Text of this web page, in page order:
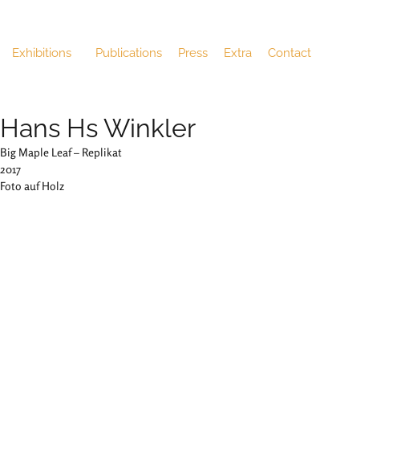
Exhibitions Publications Press Extra Contact
Hans Hs Winkler
Big Maple Leaf – Replikat
2017
Foto auf Holz